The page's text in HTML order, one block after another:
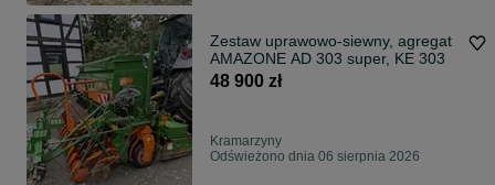
Zestaw uprawowo-siewny, agregat
AMAZONE AD 303 super, KE 303
48 900 zł
Kramarzyny
Odświeżono dnia 06 sierpnia 2026